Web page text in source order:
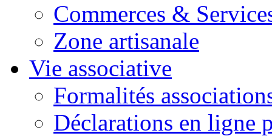
Commerces &
Zone artisanale
Vie associative
Formalités
Déclarations en ligne